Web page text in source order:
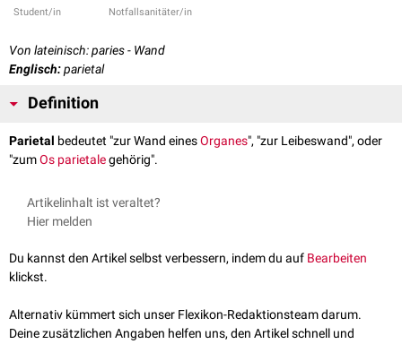
Student/in Notfallsanitäter/in
Von lateinisch: paries - Wand
Englisch:parietal
Definition
Parietal bedeutet "zur Wand einesOrganes", "zur Leibeswand", oder
"zumOs parietalegehörig".
Artikelinhalt ist veraltet?
Hier melden
Du kannst den Artikel selbst verbessern, indem du auf Bearbeiten
klickst.
Alternativ kümmert sich unser Flexikon-Redaktionsteam darum.
Deine zusätzlichen Angaben helfen uns, den Artikel schnell und